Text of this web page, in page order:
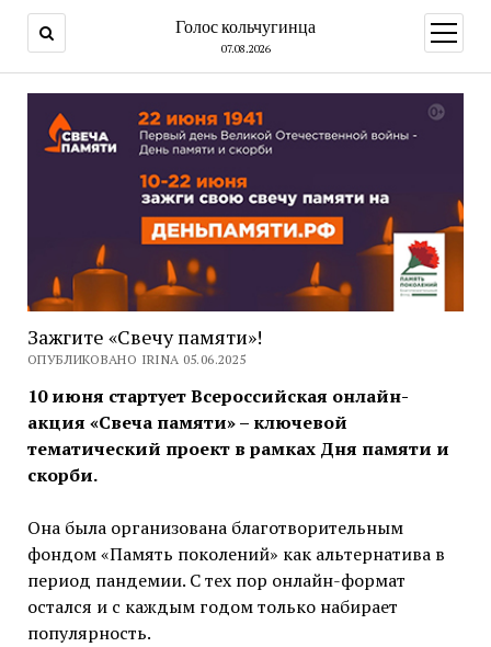
Голос кольчугинца
07.08.2026
меню
Зажгите «Свечу памяти»!
ОПУБЛИКОВАНО IRINA 05.06.2025
10 июня стартует Всероссийская онлайн-
акция «Свеча памяти» – ключевой
тематический проект в рамках Дня памяти и
скорби.
Она была организована благотворительным
фондом «Память поколений» как альтернатива в
период пандемии. С тех пор онлайн-формат
остался и с каждым годом только набирает
популярность.